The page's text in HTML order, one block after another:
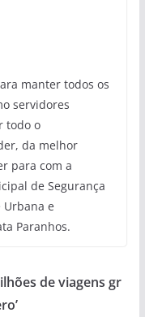
manter todos os
servidores
todo o
da melhor
para com a
de Segurança
Urbana e
Paranhos.
de viagens gr